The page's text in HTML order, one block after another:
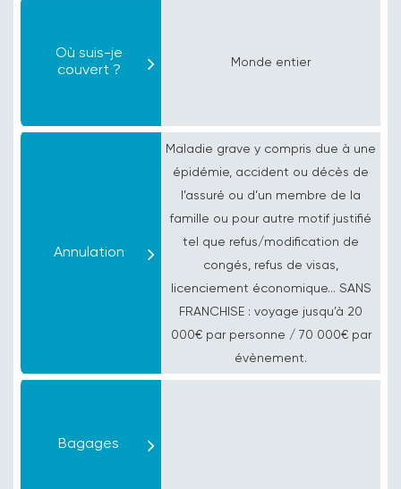
Où suis-je
couvert ?
Monde entier
Annulation
Maladie grave y compris due à une
épidémie, accident ou décès de
l’assuré ou d’un membre de la
famille ou pour autre motif justifié
tel que refus/modification de
congés, refus de visas,
licenciement économique... SANS
FRANCHISE : voyage jusqu’à 20
000€ par personne / 70 000€ par
évènement.
Bagages